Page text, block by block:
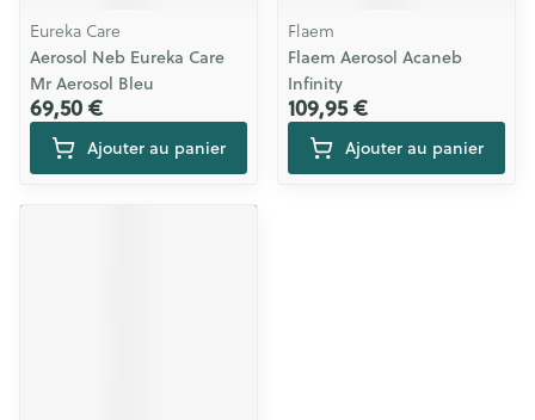
Eureka Care
Aerosol Neb Eureka Care
Mr Aerosol Bleu
69,50 €
Ajouter au panier
Flaem
Flaem Aerosol Acaneb
Infinity
109,95 €
Ajouter au panier